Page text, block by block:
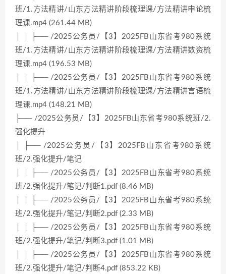
班/1.方法精讲/山东方法精讲阶段梳理课/方法精讲申论梳
理课.mp4 (261.44 MB)
│ │ ├── /2025公务员/【3】2025FB山东省考980系统
班/1.方法精讲/山东方法精讲阶段梳理课/方法精讲数资梳
理课.mp4 (196.53 MB)
│ │ ├── /2025公务员/【3】2025FB山东省考980系统
班/1.方法精讲/山东方法精讲阶段梳理课/方法精讲言语梳
理课.mp4 (148.21 MB)
├── /2025公务员/【3】2025FB山东省考980系统班/2.
强化提升
│ ├── /2025公务员/【3】2025FB山东省考980系统
班/2.强化提升/笔记
│ │ ├── /2025公务员/【3】2025FB山东省考980系统
班/2.强化提升/笔记/判断1.pdf (8.46 MB)
│ │ ├── /2025公务员/【3】2025FB山东省考980系统
班/2.强化提升/笔记/判断2.pdf (2.33 MB)
│ │ ├── /2025公务员/【3】2025FB山东省考980系统
班/2.强化提升/笔记/判断3.pdf (1.01 MB)
│ │ ├── /2025公务员/【3】2025FB山东省考980系统
班/2.强化提升/笔记/判断4.pdf (853.22 KB)